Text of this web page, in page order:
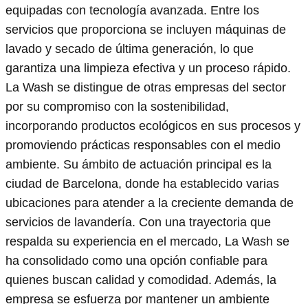
equipadas con tecnología avanzada. Entre los
servicios que proporciona se incluyen máquinas de
lavado y secado de última generación, lo que
garantiza una limpieza efectiva y un proceso rápido.
La Wash se distingue de otras empresas del sector
por su compromiso con la sostenibilidad,
incorporando productos ecológicos en sus procesos y
promoviendo prácticas responsables con el medio
ambiente. Su ámbito de actuación principal es la
ciudad de Barcelona, donde ha establecido varias
ubicaciones para atender a la creciente demanda de
servicios de lavandería. Con una trayectoria que
respalda su experiencia en el mercado, La Wash se
ha consolidado como una opción confiable para
quienes buscan calidad y comodidad. Además, la
empresa se esfuerza por mantener un ambiente